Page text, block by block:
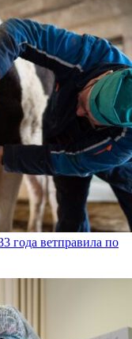
года ветправила по